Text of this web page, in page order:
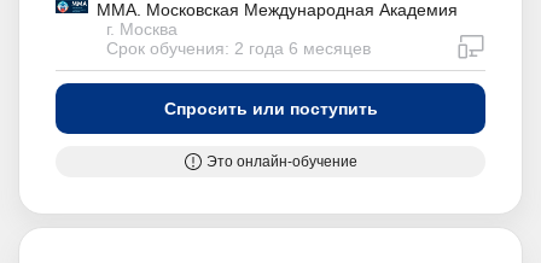
ММА. Московская Международная Академия
г. Москва
Срок обучения: 2 года 6 месяцев
Спросить или поступить
Это онлайн-обучение